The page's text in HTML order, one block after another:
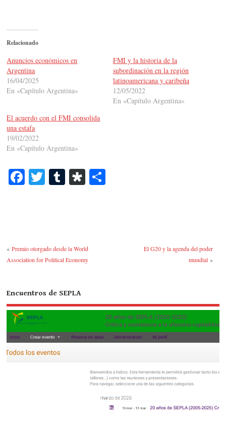
Relacionado
Anuncios económicos en
Argentina
16/04/2025
En «Capítulo Argentina»
FMI y la historia de la
subordinación en la región
latinoamericana y caribeña
12/05/2022
En «Capítulo Argentina»
El acuerdo con el FMI consolida
una estafa
19/02/2022
En «Capítulo Argentina»
Fa T T
r
Di
«Premio otorgado desde la World
Association for Political Economy
El G20 y la agenda del poder
mundial»
Encuentros de SEPLA